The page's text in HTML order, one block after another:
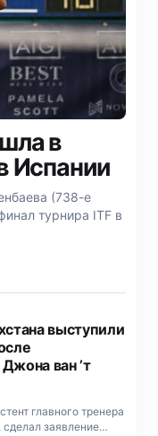
в
Испании
(738-е
турнира ITF в
выступили
ван ’т
главного тренера
сделал заявление